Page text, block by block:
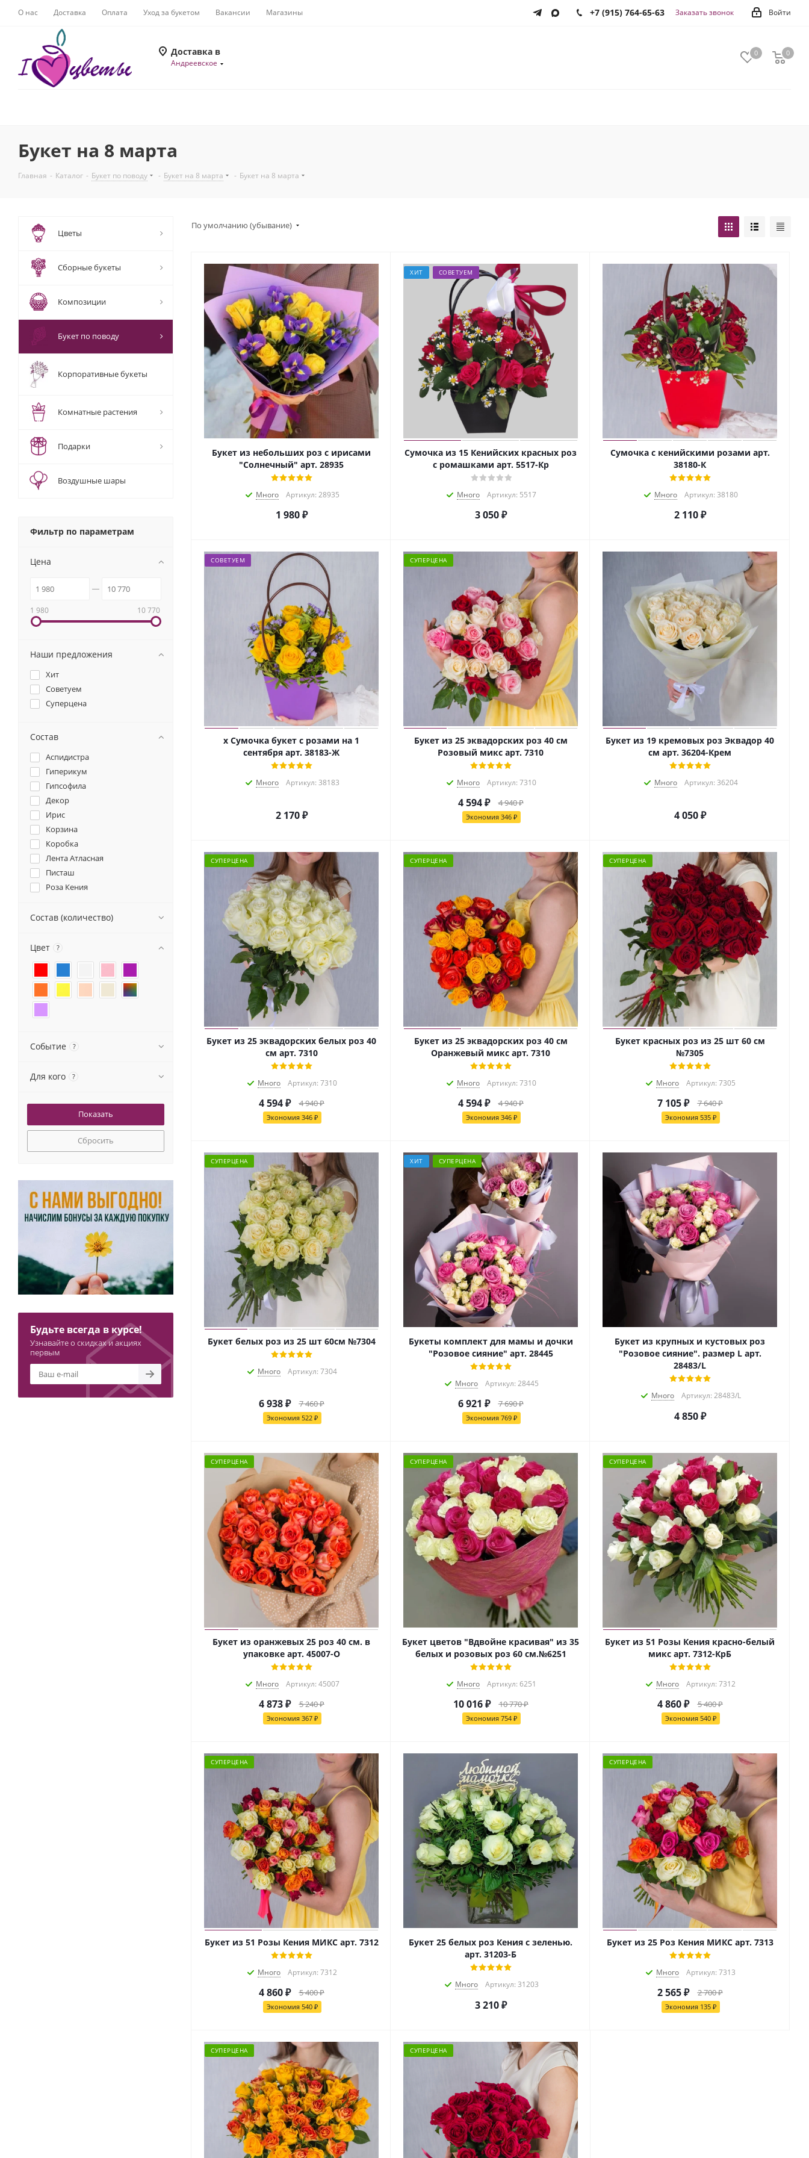
О нас Доставка Оплата Уход за букетом Вакансии Магазины Войти
+7 (915) 764-65-63 Заказать звонок
Доставка в
Андреевское
0 0
0
Букет на 8 марта
Главная - Каталог - Букет по поводу - Букет на 8 марта - Букет на 8 марта
По умолчанию (убывание)
Букет из небольших роз с ирисами
"Солнечный" арт. 28935
Много Артикул: 28935
1 980₽
ХИТ СОВЕТУЕМ
Сумочка из 15 Кенийских красных роз
с ромашками арт. 5517-Кр
Много Артикул: 5517
3 050₽
Сумочка с кенийскими розами арт.
38180-К
Много Артикул: 38180
2 110₽
СОВЕТУЕМ
х Сумочка букет с розами на 1
сентября арт. 38183-Ж
Много Артикул: 38183
2 170₽
СУПЕРЦЕНА
Букет из 25 эквадорских роз 40 см
Розовый микс арт. 7310
Много Артикул: 7310
4 594₽ 4 940₽
Экономия 346₽
Букет из 19 кремовых роз Эквадор 40
см арт. 36204-Крем
Много Артикул: 36204
4 050₽
СУПЕРЦЕНА
Букет из 25 эквадорских белых роз 40
см арт. 7310
Много Артикул: 7310
4 594₽ 4 940₽
Экономия 346₽
СУПЕРЦЕНА
Букет из 25 эквадорских роз 40 см
Оранжевый микс арт. 7310
Много Артикул: 7310
4 594₽ 4 940₽
Экономия 346₽
СУПЕРЦЕНА
Букет красных роз из 25 шт 60 см
№7305
Много Артикул: 7305
7 105₽ 7 640₽
Экономия 535₽
СУПЕРЦЕНА
Букет белых роз из 25 шт 60см №7304
Много Артикул: 7304
6 938₽ 7 460₽
Экономия 522₽
ХИТ СУПЕРЦЕНА
Букеты комплект для мамы и дочки
"Розовое сияние" арт. 28445
Много Артикул: 28445
6 921 ₽ 7 690₽
Экономия 769₽
Букет из крупных и кустовых роз
"Розовое сияние". размер L арт.
28483/L
Много Артикул: 28483/L
4 850₽
СУПЕРЦЕНА
Букет из оранжевых 25 роз 40 см. в
упаковке арт. 45007-О
Много Артикул: 45007
4 873₽ 5 240₽
Экономия 367₽
СУПЕРЦЕНА
Букет цветов "Вдвойне красивая" из 35
белых и розовых роз 60 см.№6251
Много Артикул: 6251
10 016₽ 10 770₽
Экономия 754₽
СУПЕРЦЕНА
Букет из 51 Розы Кения красно-белый
микс арт. 7312-КрБ
Много Артикул: 7312
4 860₽ 5 400₽
Экономия 540₽
СУПЕРЦЕНА
Букет из 51 Розы Кения МИКС арт. 7312
Много Артикул: 7312
4 860₽ 5 400₽
Экономия 540₽
Букет 25 белых роз Кения с зеленью.
арт. 31203-Б
Много Артикул: 31203
3 210₽
СУПЕРЦЕНА
Букет из 25 Роз Кения МИКС арт. 7313
Много Артикул: 7313
2 565₽ 2 700₽
Экономия 135₽
СУПЕРЦЕНА СУПЕРЦЕНА
Цветы
Сборные букеты
Композиции
Букет по поводу
Корпоративные букеты
Комнатные растения
Подарки
Воздушные шары
Фильтр по параметрам
Цена
1 980 10 770
Наши предложения
Хит
Советуем
Суперцена
Состав
Аспидистра
Гиперикум
Гипсофила
Декор
Ирис
Корзина
Коробка
Лента Атласная
Писташ
Роза Кения
Роза пионовидная кустовая
Рускус
Салал
Сухоцвет Стифа
Танацетум (Ромашка)
Упаковка дизайнерская
Хризантема кустовая
Состав (количество)
Цвет ?
Событие ?
Для кого ?
Сбросить
Будьте всегда в курсе!
Узнавайте о скидках и акциях
первым